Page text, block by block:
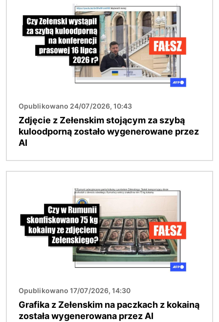
Opublikowano 24/07/2026, 10:43
Zdjęcie z Zełenskim stojącym za szybą
kuloodporną zostało wygenerowane przez
AI
Opublikowano 17/07/2026, 14:30
Grafika z Zełenskim na paczkach z kokainą
została wygenerowana przez AI